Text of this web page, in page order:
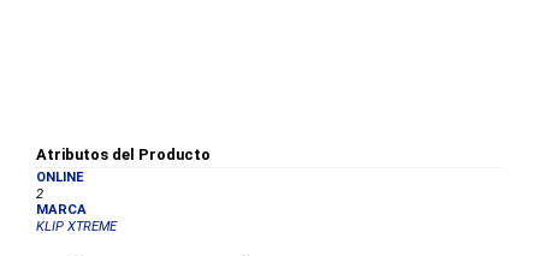
Atributos del Producto
ONLINE
2
MARCA
KLIP XTREME